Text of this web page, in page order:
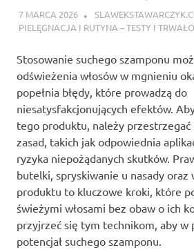
7 MARCA 2026
PIELĘGNACJA I RUTYNA – TESTY I
Stosowanie suchego szamponu
odświeżenia włosów w mgnieniu
popełnia błędy, które prowadzą do
niesatysfakcjonujących efektów.
tego produktu, należy przestrzegać
zasad, takich jak odpowiednia
ryzyka niepożądanych skutków.
butelki, spryskiwanie u nasady oraz
produktu to kluczowe kroki, które
świeżymi włosami bez obaw o ich
przyjrzeć się tym technikom, aby w
potencjał suchego szamponu.